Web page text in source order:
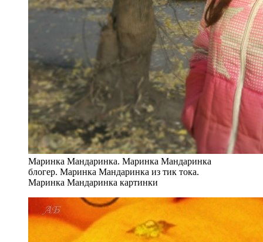
Маринка Мандаринка. Маринка Мандаринка
блогер. Маринка Мандаринка из тик тока.
Маринка Мандаринка картинки